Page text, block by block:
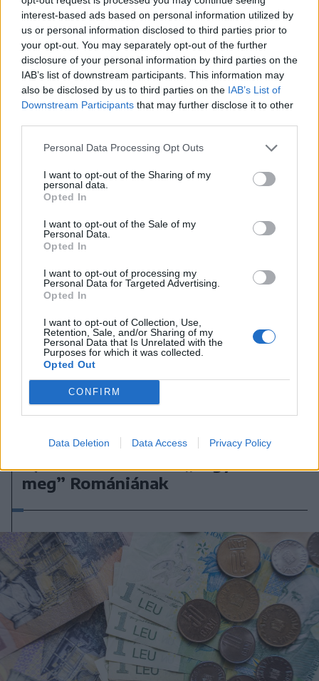
interest-based ads based on personal information utilized by
us or personal information disclosed to third parties prior to
your opt-out. You may separately opt-out of the further
disclosure of your personal information by third parties on the
IAB’s list of downstream participants. This information may
also be disclosed by us to third parties on the IAB’s List of
Downstream Participants that may further disclose it to other
Personal Data Processing Opt Outs
I want to opt-out of the Sharing of my
personal data.
Opted In
I want to opt-out of the Sale of my
Personal Data.
Opted In
I want to opt-out of processing my
Personal Data for Targeted Advertising.
Opted In
I want to opt-out of Collection, Use,
Retention, Sale, and/or Sharing of my
Personal Data that Is Unrelated with the
Purposes for which it was collected.
Opted Out
CONFIRM
Data Deletion Data Access Privacy Policy
2026. augusztus 08., szombat
Kedvezőbb üzemanyagárak
fogadják a hétvégén tankolókat
2026. augusztus 08., szombat
meg” Romániának